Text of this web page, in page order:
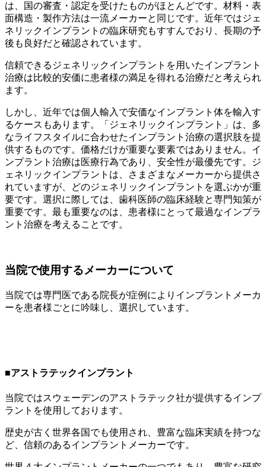
は、国の審査・認定を受けたものがほとんどです。材料・表
面構造・製作方法は一流メーカーと同じです。近年ではジェ
ネリックインプラントの臨床研究もすすんでおり、長期の予
後も良好だと確認されています。
信頼できるジェネリックインプラントを用いたインプラント
治療は比較的安価に患者様の満足を得れる治療だと考えられ
ます。
しかし、近年では個人輸入で安価なインプラント体を輸入す
るケースもあります。「ジェネリックインプラント」は、多
なライフスタイルに合わせたインプラント治療の選択肢を提
供するものです。価格だけが重要な要素ではありません。イ
ンプラント治療は医療行為であり、安全性が最優先です。ジ
ェネリックインプラントは、さまざまなメーカーから提供さ
れていますが、どのジェネリックインプラントを選ぶかが重
要です。選択に際しては、歯科医師の臨床経験と専門知策が
重要です。最も重要なのは、患者様にとって最過なインプラ
ント治療を考えることです。
当院で使用するメーカーについて
当院では専門医である院長が症例によりインプラントメーカ
ーを患者様ごとに吟味し、選択しています。
■アストラテックインプラント
当院ではスウェーデンのアストラテック社が提供するインプ
ラントを使用しております。
歴史が古く世界各国でも使用され、豊富な臨床実績を持つな
ど、信頼のあるインプラントメーカーです。